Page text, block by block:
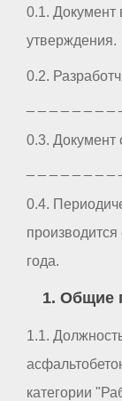
0.1. Документ
утверждения.
0.2.
_ _ _ _ _ _ _ _
0.3. Документ
_ _ _ _ _ _ _ _
0.4.
года.
1. Общие
1.1.
категории